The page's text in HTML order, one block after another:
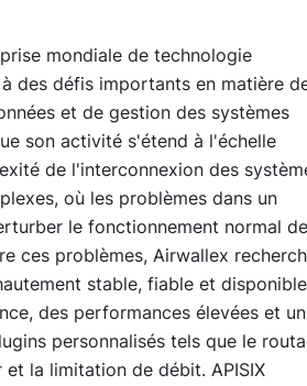
mondiale de technologie
des défis importants en matière
et de gestion des systèmes
son activité s'étend à l'échelle
de l'interconnexion des
où les problèmes dans un
le fonctionnement normal
ces problèmes, Airwallex
stable, fiable et
des performances élevées et un
personnalisés tels que le
et la limitation de débit. APISIX